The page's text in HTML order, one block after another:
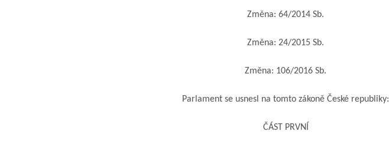
Změna: 64/2014 Sb.
Změna: 24/2015 Sb.
Změna: 106/2016 Sb.
Parlament se usnesl na tomto zákoně České republiky:
ČÁST PRVNÍ